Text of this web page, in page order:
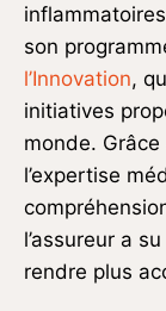
son
l’Innovation,
initiatives
monde.
l’expertise
l’assureur a
rendre plus